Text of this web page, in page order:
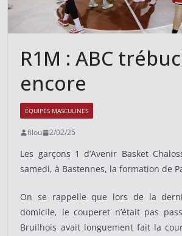
R1M : ABC
encore
ÉQUIPES MASCULINES
filou 2/02/25
Les garçons 1 d’Avenir Basket
samedi, à Bastennes, la formation de
On se rappelle que lors de la
domicile, le couperet n’était pas
Bruilhois avait longuement fait la